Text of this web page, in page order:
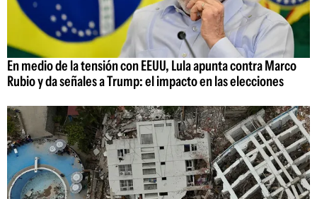
En medio de la tensión con EEUU, Lula apunta contra Marco
Rubio y da señales a Trump: el impacto en las elecciones